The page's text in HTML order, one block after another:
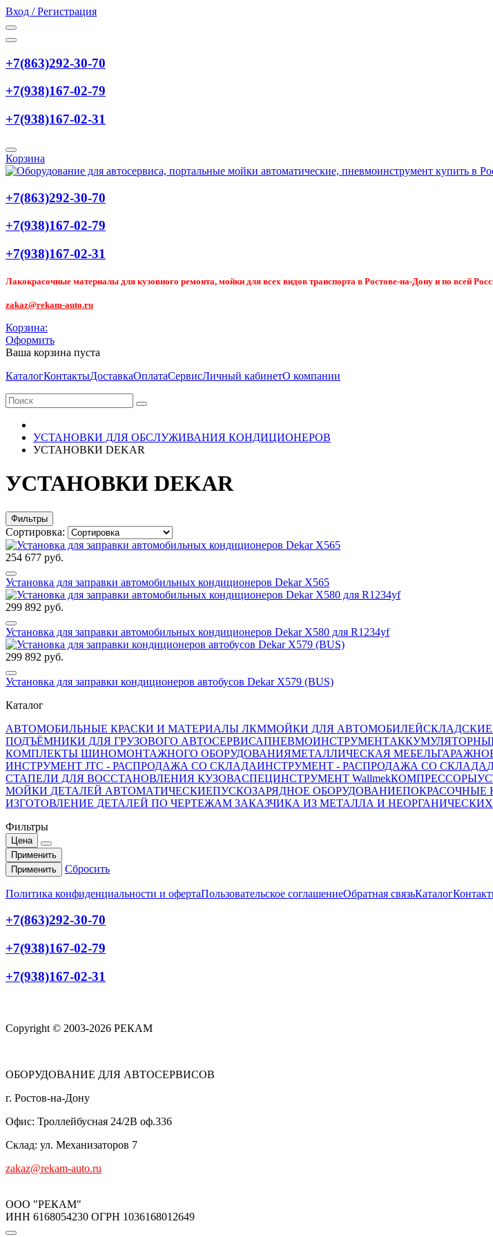
Вход / Регистрация
+7(863)292-30-70
+7(938)167-02-79
+7(938)167-02-31
Корзина
+7(863)292-30-70
+7(938)167-02-79
+7(938)167-02-31
Лакокрасочные материалы для кузовного ремонта, мойки для всех видов транспорта в Ростове-на-Дону и по всей
zakaz@rekam-auto.ru
Корзина:
Оформить
Ваша корзина пуста
КаталогКонтактыДоставкаОплатаСервисЛичный кабинетО компании
УСТАНОВКИ ДЛЯ ОБСЛУЖИВАНИЯ КОНДИЦИОНЕРОВ
УСТАНОВКИ DEKAR
УСТАНОВКИ DEKAR
Фильтры
Сортировка:
254 677 руб.
Установка для заправки автомобильных кондиционеров Dekar X565
299 892 руб.
Установка для заправки автомобильных кондиционеров Dekar X580 для R1234yf
299 892 руб.
Установка для заправки кондиционеров автобусов Dekar X579 (BUS)
Каталог
АВТОМОБИЛЬНЫЕ КРАСКИ И МАТЕРИАЛЫ ЛКММОЙКИ ДЛЯ АВТОМОБИЛЕЙ
ПОДЪЁМНИКИ ДЛЯ ГРУЗОВОГО АВТОСЕРВИСАПНЕВМОИНСТРУМЕНТ
КОМПЛЕКТЫ ШИНОМОНТАЖНОГО ОБОРУДОВАНИЯМЕТАЛЛИЧЕСКАЯ МЕБЕЛЬ
ИНСТРУМЕНТ JTC - РАСПРОДАЖА СО СКЛАДАИНСТРУМЕНТ - РАСПРОДАЖА СО СКЛАДА
СТАПЕЛИ ДЛЯ ВОССТАНОВЛЕНИЯ КУЗОВАСПЕЦИНСТРУМЕНТ WallmekКОМПРЕССОРЫ
МОЙКИ ДЕТАЛЕЙ АВТОМАТИЧЕСКИЕПУСКОЗАРЯДНОЕ ОБОРУДОВАНИЕПОКРАСОЧНЫЕ
ИЗГОТОВЛЕНИЕ ДЕТАЛЕЙ ПО ЧЕРТЕЖАМ ЗАКАЗЧИКА ИЗ МЕТАЛЛА И
Фильтры
Цена
Применить
Применить
Сбросить
Политика конфиденциальности и офертаПользовательское соглашениеОбратная связьКаталог
+7(863)292-30-70
+7(938)167-02-79
+7(938)167-02-31
Copyright © 2003-2026 РЕКАМ
ОБОРУДОВАНИЕ ДЛЯ АВТОСЕРВИСОВ
г. Ростов-на-Дону
Офис: Троллейбусная 24/2В оф.336
Склад: ул. Механизаторов 7
zakaz@rekam-auto.ru
ООО "РЕКАМ"
ИНН 6168054230 ОГРН 1036168012649